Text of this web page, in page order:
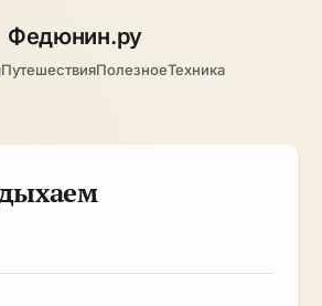
Федюнин.ру
ПутешествияПолезноеТехника